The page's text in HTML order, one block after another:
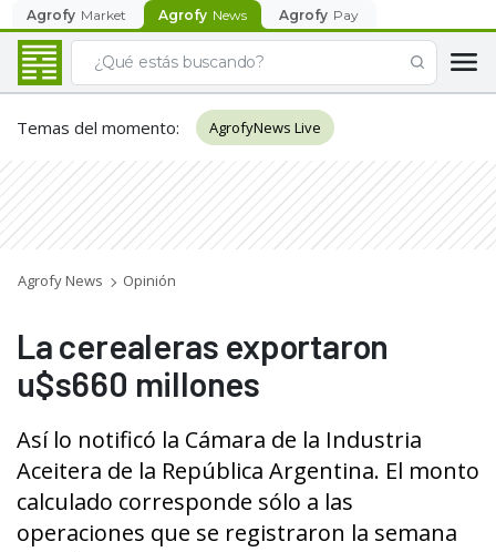
Agrofy Market Agrofy News Agrofy Pay
Temas del momento: AgrofyNews Live
Agrofy News Opinión
La cerealeras exportaron
u$s660 millones
Así lo notificó la Cámara de la Industria
Aceitera de la República Argentina. El monto
calculado corresponde sólo a las
operaciones que se registraron la semana